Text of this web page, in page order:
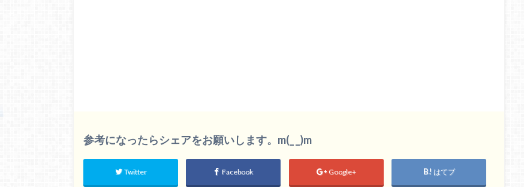
参考になったらシェアをお願いします。m(_ _)m
Twitter Facebook Google+ はてブ